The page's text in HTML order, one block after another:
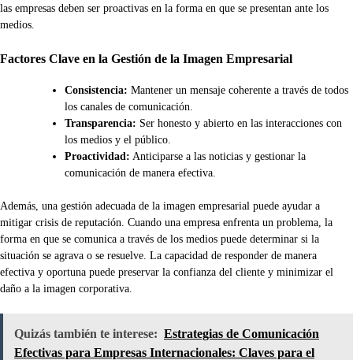
las empresas deben ser proactivas en la forma en que se presentan ante los
medios.
Factores Clave en la Gestión de la Imagen Empresarial
Consistencia: Mantener un mensaje coherente a través de todos
los canales de comunicación.
Transparencia: Ser honesto y abierto en las interacciones con
los medios y el público.
Proactividad: Anticiparse a las noticias y gestionar la
comunicación de manera efectiva.
Además, una gestión adecuada de la imagen empresarial puede ayudar a
mitigar crisis de reputación. Cuando una empresa enfrenta un problema, la
forma en que se comunica a través de los medios puede determinar si la
situación se agrava o se resuelve. La capacidad de responder de manera
efectiva y oportuna puede preservar la confianza del cliente y minimizar el
daño a la imagen corporativa.
Quizás también te interese: Estrategias de Comunicación
Efectivas para Empresas Internacionales: Claves para el